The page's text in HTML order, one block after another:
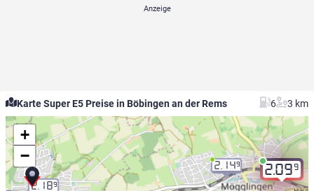
Karte Super E5 Preise in Böbingen an der Rems 6 3 km
2.099
2.189
2.149
+
−